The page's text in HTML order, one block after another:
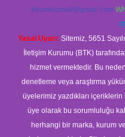
forumhizmeti@gmail.com
Yasal Uyarı: Sitemiz, 5651
İletişim Kurumu (BTK)
hizmet vermektedir. Bu
denetleme veya araştırma
üyelerimiz yazdıkları
üye olarak bu sorumluluğu
herhangi bir marka, kurum